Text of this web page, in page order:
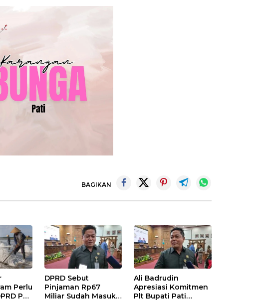
BAGIKAN
Perlu
Pati
DPRD Sebut
Pinjaman Rp67
Miliar Sudah Masuk
Ali Badrudin
Apresiasi Komitmen
Plt Bupati Pati